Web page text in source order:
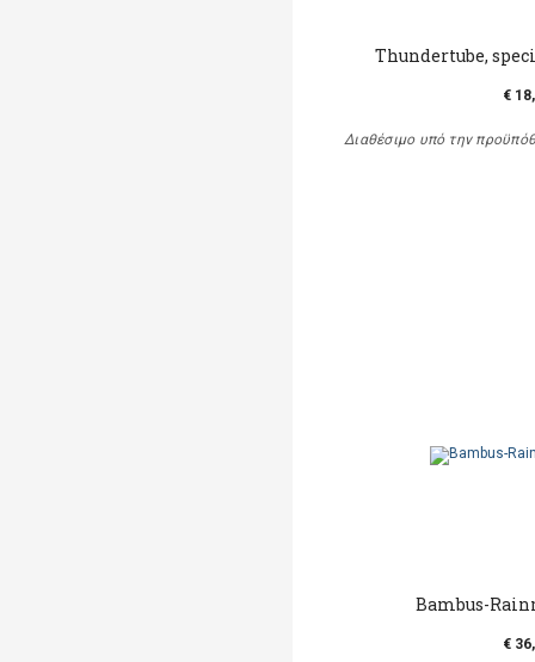
Thundertube,
€
Διαθέσιμο υπό την
Bambus-
€